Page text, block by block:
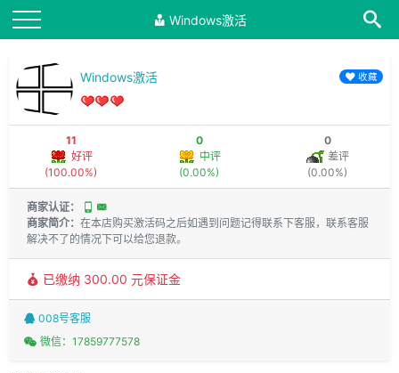
Windows激活
Windows激活 收藏
11
好评
(100.00%)
0
中评
(0.00%)
0
差评
(0.00%)
商家认证：
商家简介： 在本店购买激活码之后如遇到问题记得联系下客服，联系客服
解决不了的情况下可以给您退款。
已缴纳 300.00 元保证金
008号客服
微信：17859777578